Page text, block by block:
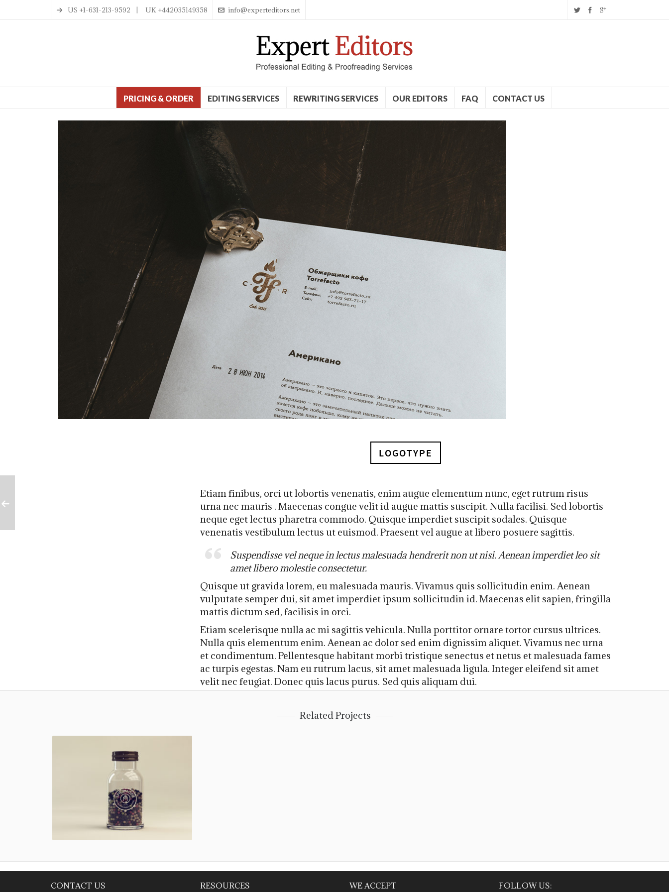
US +1-631-213-9592 | UK +442035149358 info@experteditors.net
PRICING & ORDER EDITING SERVICES REWRITING SERVICES OUR EDITORS FAQ CONTACT US
LOGOTYPE
Etiam finibus, orci ut lobortis venenatis, enim augue elementum nunc, eget rutrum risus
urna nec mauris . Maecenas congue velit id augue mattis suscipit. Nulla facilisi. Sed lobortis
neque eget lectus pharetra commodo. Quisque imperdiet suscipit sodales. Quisque
venenatis vestibulum lectus ut euismod. Praesent vel augue at libero posuere sagittis.
Suspendisse vel neque in lectus malesuada hendrerit non ut nisi. Aenean imperdiet leo sit
amet libero molestie consectetur.
Quisque ut gravida lorem, eu malesuada mauris. Vivamus quis sollicitudin enim. Aenean
vulputate semper dui, sit amet imperdiet ipsum sollicitudin id. Maecenas elit sapien, fringilla
mattis dictum sed, facilisis in orci.
Etiam scelerisque nulla ac mi sagittis vehicula. Nulla porttitor ornare tortor cursus ultrices.
Nulla quis elementum enim. Aenean ac dolor sed enim dignissim aliquet. Vivamus nec urna
et condimentum. Pellentesque habitant morbi tristique senectus et netus et malesuada fames
ac turpis egestas. Nam eu rutrum lacus, sit amet malesuada ligula. Integer eleifend sit amet
velit nec feugiat. Donec quis lacus purus. Sed quis aliquam dui.
Related Projects
Spicemode
CONTACT US RESOURCES WE ACCEPT FOLLOW US: